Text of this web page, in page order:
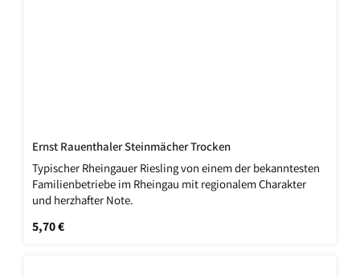
Ernst Rauenthaler Steinmächer Trocken
Typischer Rheingauer Riesling von einem der bekanntesten
Familienbetriebe im Rheingau mit regionalem Charakter
und herzhafter Note.
Regulärer Preis:
5,70 €